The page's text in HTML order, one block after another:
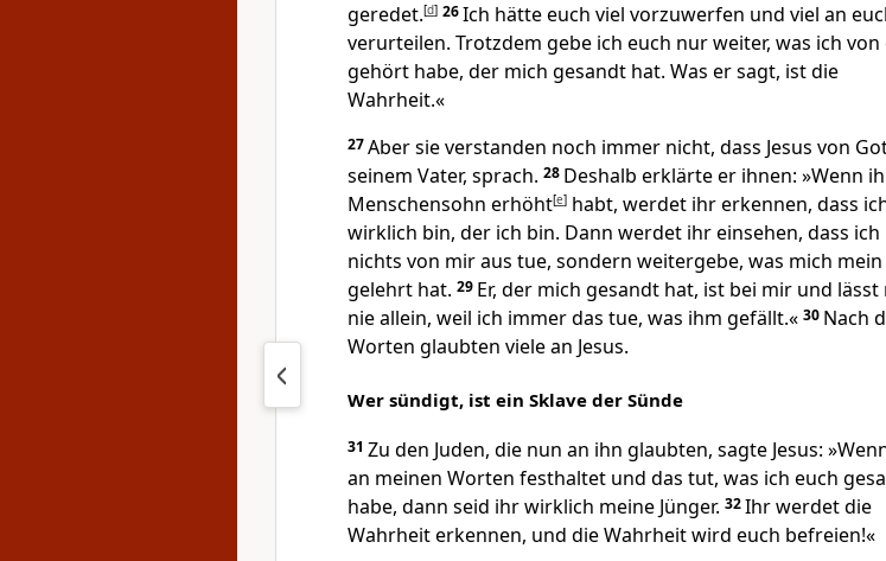
geredet.[d] 26Ich hätte euch viel vorzuwerfen und viel an
verurteilen. Trotzdem gebe ich euch nur weiter, was ich von
gehört habe, der mich gesandt hat. Was er sagt, ist die
Wahrheit.«
27Aber sie verstanden noch immer nicht, dass Jesus von
seinem Vater, sprach. 28 Deshalb erklärte er ihnen: »Wenn
Menschensohn erhöht[e] habt, werdet ihr erkennen, dass
wirklich bin, der ich bin. Dann werdet ihr einsehen, dass ich
nichts von mir aus tue, sondern weitergebe, was mich
gelehrt hat. 29 Er, der mich gesandt hat, ist bei mir und lässt
nie allein, weil ich immer das tue, was ihm gefällt.« 30 Nach
Worten glaubten viele an Jesus.
Wer sündigt, ist ein Sklave der Sünde
31 Zu den Juden, die nun an ihn glaubten, sagte Jesus:
an meinen Worten festhaltet und das tut, was ich euch
habe, dann seid ihr wirklich meine Jünger. 32Ihr werdet die
Wahrheit erkennen, und die Wahrheit wird euch befreien!«